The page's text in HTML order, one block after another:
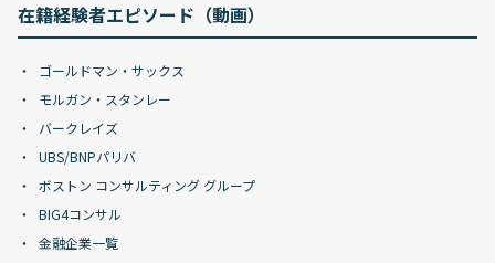
在籍経験者エピソード（動画）
ゴールドマン・サックス
モルガン・スタンレー
バークレイズ
UBS/BNPパリバ
ボストン コンサルティング グループ
BIG4コンサル
金融企業一覧